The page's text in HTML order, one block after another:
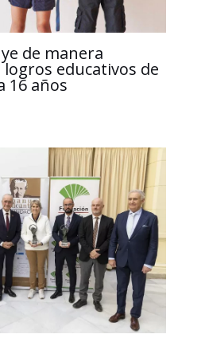
de manera
educativos de
16 años